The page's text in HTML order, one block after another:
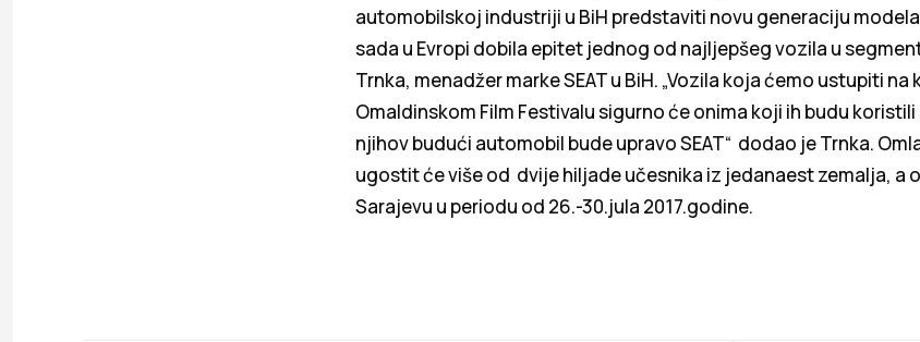
automobilskoj industriji u BiH predstaviti novu generaciju
sada u Evropi dobila epitet jednog od najljepšeg vozila u
Trnka, menadžer marke SEAT u BiH. „Vozila koja ćemo ustupiti
Omaldinskom Film Festivalu sigurno će onima koji ih budu
njihov budući automobil bude upravo SEAT“ dodao je Trnka.
ugostit će više od dvije hiljade učesnika iz jedanaest zemalja, a
Sarajevu u periodu od 26.-30.jula 2017.godine.